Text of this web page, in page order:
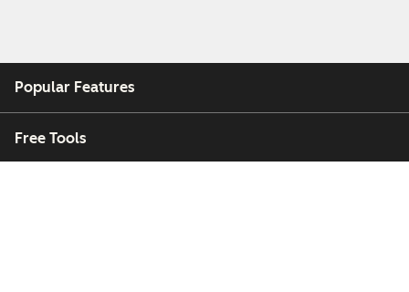
Popular Features
Free Tools